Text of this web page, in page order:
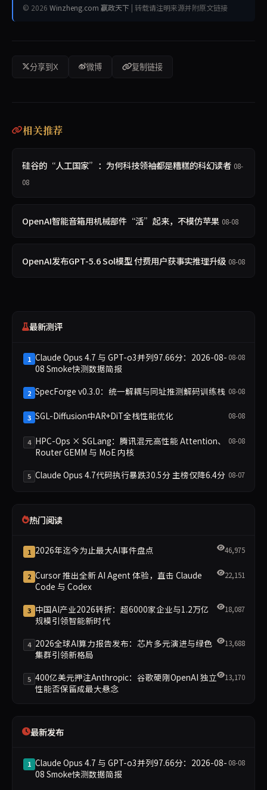
© 2026 Winzheng.com 赢政天下 | 转载请注明来源并附原文链接
分享到X 微博 复制链接
相关推荐
硅谷的“人工国家”：为何科技领袖都是糟糕的科幻读者 08-
08
OpenAI智能音箱用机械部件“活”起来，不模仿苹果 08-08
OpenAI发布GPT-5.6 Sol模型 付费用户获事实推理升级 08-08
最新测评
1 Claude Opus 4.7 与 GPT-o3并列97.66分：2026-08-
08 Smoke快测数据简报
08-08
2 SpecForge v0.3.0：统一解耦与同址推测解码训练栈 08-08
3 SGL-Diffusion中AR+DiT全栈性能优化 08-08
4 HPC-Ops × SGLang：腾讯混元高性能 Attention、
Router GEMM 与 MoE 内核
08-08
5 Claude Opus 4.7代码执行暴跌30.5分 主榜仅降6.4分 08-07
热门阅读
1 2026年迄今为止最大AI事件盘点 46,975
2 Cursor 推出全新 AI Agent 体验，直击 Claude
Code 与 Codex
22,151
3 中国AI产业2026转折：超6000家企业与1.2万亿
规模引领智能新时代
18,087
4 2026全球AI算力报告发布：芯片多元演进与绿色
集群引领新格局
13,688
5 400亿美元押注Anthropic：谷歌硬刚OpenAI 独立
性能否保留成最大悬念
13,170
最新发布
1 Claude Opus 4.7 与 GPT-o3并列97.66分：2026-08-
08 Smoke快测数据简报
08-08